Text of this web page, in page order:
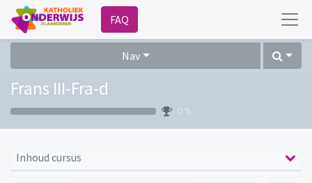
FAQ
Nav
Frans III-Fra-d
0 %
Inhoud cursus